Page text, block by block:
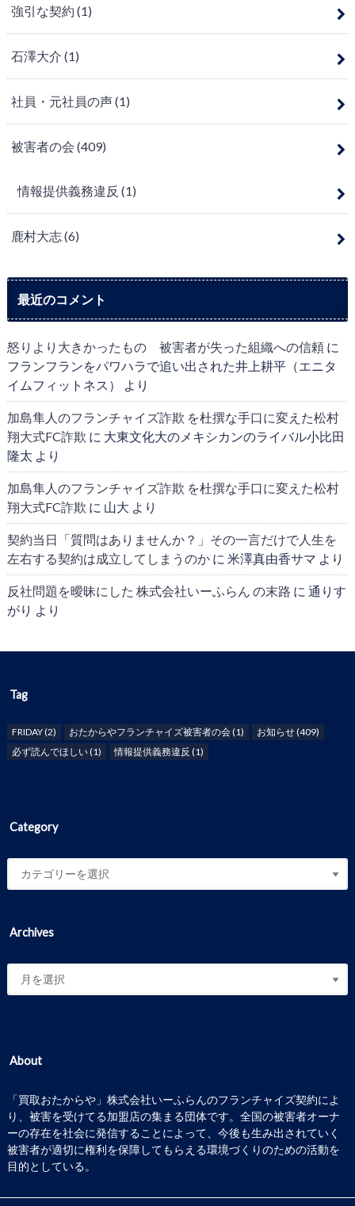
強引な契約 (1)
石澤大介 (1)
社員・元社員の声(1)
被害者の会 (409)
情報提供義務違反 (1)
鹿村大志(6)
最近のコメント
怒りより大きかったもの 被害者が失った組織への信頼に
フランフランをパワハラで追い出された井上耕平（エニタ
イムフィットネス）
より
加島隼人のフランチャイズ詐欺 を杜撰な手口に変えた松村
翔大式FC詐欺 に 大東文化大のメキシカンのライバル小比田
隆太 より
加島隼人のフランチャイズ詐欺 を杜撰な手口に変えた松村
翔大式FC詐欺 に 山大 より
契約当日「質問はありませんか？」その一言だけで人生を
左右する契約は成立してしまうのかに 米澤真由香サマ より
反社問題を曖昧にした 株式会社いーふらん の末路 に 通りす
がり より
Tag
FRIDAY(2) おたからやフランチャイズ被害者の会(1) お知らせ(409)
必ず読んでほしい(1) 情報提供義務違反 (1)
Category
Archives
About
「買取おたからや」株式会社いーふらんのフランチャイズ契約によ
り、被害を受けてる加盟店の集まる団体です。全国の被害者オーナ
ーの存在を社会に発信することによって、今後も生み出されていく
被害者が適切に権利を保障してもらえる環境づくりのための活動を
目的としている。